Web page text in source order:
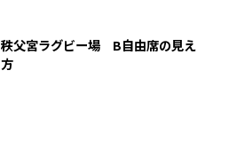
秩父宮ラグビー場 B自由席の見え
方